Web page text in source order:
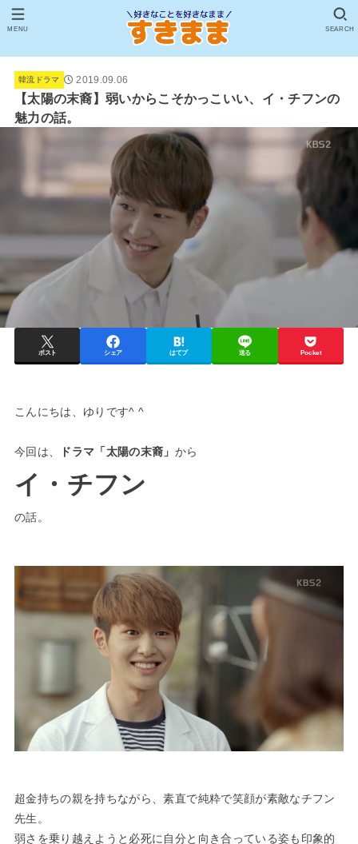
SEARCH
MENU
韓流ドラマ 2019.09.06
【太陽の末裔】弱いからこそかっこいい、イ・チフンの
魅力の話。
ポスト シェア はてブ 送る Pocket
こんにちは、ゆりです^ ^
今回は、 ドラマ「太陽の末裔」 から
イ・チフン
の話。
超金持ちの親を持ちながら、素直で純粋で笑顔が素敵なチフン
先生。
弱さを乗り越えようと必死に自分と向き合っている姿も印象的